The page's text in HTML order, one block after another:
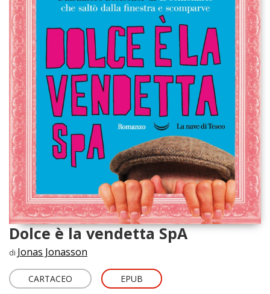
Dolce è la vendetta SpA
di Jonas Jonasson
CARTACEO EPUB